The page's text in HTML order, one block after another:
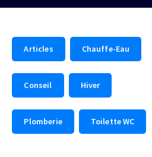
Articles Chauffe-Eau
Conseil Hiver
Plomberie Toilette WC